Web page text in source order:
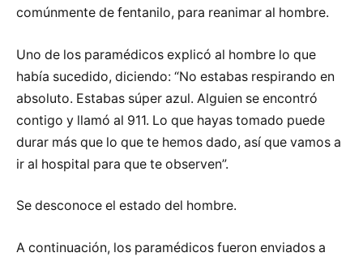
comúnmente de fentanilo, para reanimar al hombre.
Uno de los paramédicos explicó al hombre lo que
había sucedido, diciendo: “No estabas respirando en
absoluto. Estabas súper azul. Alguien se encontró
contigo y llamó al 911. Lo que hayas tomado puede
durar más que lo que te hemos dado, así que vamos a
ir al hospital para que te observen”.
Se desconoce el estado del hombre.
A continuación, los paramédicos fueron enviados a